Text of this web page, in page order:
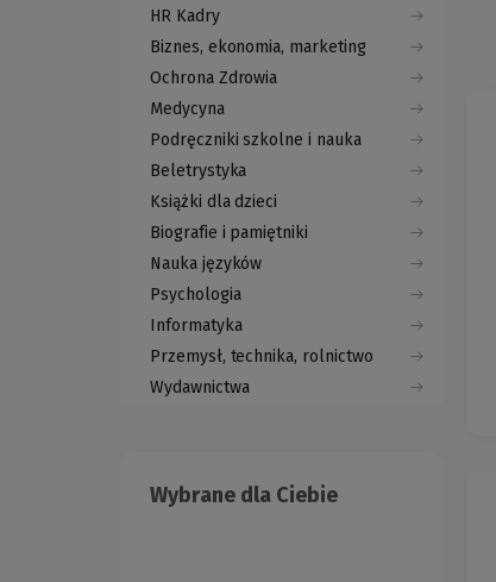
HR Kadry
Biznes, ekonomia, marketing
Ochrona Zdrowia
Medycyna
Podręczniki szkolne i nauka
Beletrystyka
Książki dla dzieci
Biografie i pamiętniki
Nauka języków
Psychologia
Informatyka
Przemysł, technika, rolnictwo
Wydawnictwa
Wybrane dla Ciebie